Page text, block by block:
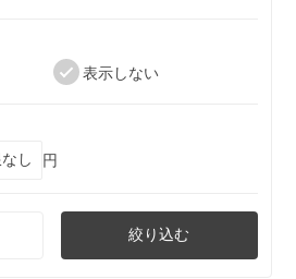
表示しない
円
絞り込む